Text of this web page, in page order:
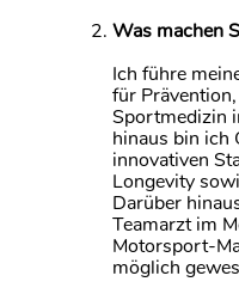
Was machen
Ich führe
für
Sportmedizin
hinaus bin ich
innovativen
Longevity
Darüber
Teamarzt im
Motorsport-
möglich